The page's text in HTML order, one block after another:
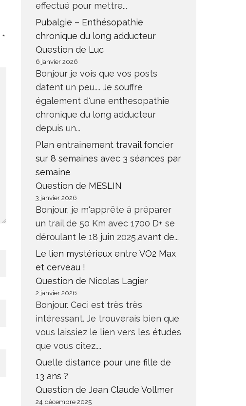
*
effectué pour mettre...
Pubalgie – Enthésopathie
chronique du long adducteur
Question de Luc
6 janvier 2026
Bonjour je vois que vos posts
datent un peu.... Je souffre
également d'une enthesopathie
chronique du long adducteur
depuis un...
Plan entrainement travail foncier
sur 8 semaines avec 3 séances par
semaine
Question de MESLIN
3 janvier 2026
Bonjour, je m'apprête à préparer
un trail de 50 Km avec 1700 D+ se
déroulant le 18 juin 2025,avant de...
Le lien mystérieux entre VO2 Max
et cerveau !
Question de Nicolas Lagier
2 janvier 2026
Bonjour. Ceci est très très
intéressant. Je trouverais bien que
vous laissiez le lien vers les études
que vous citez....
Quelle distance pour une fille de
13 ans ?
Question de Jean Claude Vollmer
24 décembre 2025